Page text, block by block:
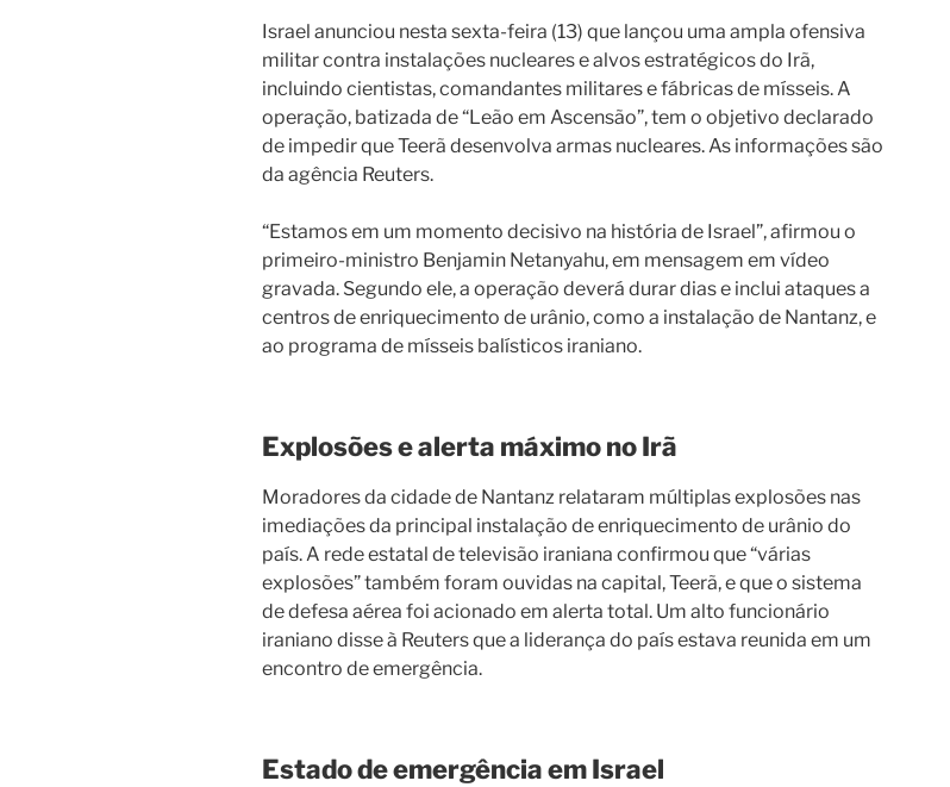
Israel anunciou nesta sexta-feira (13) que lançou uma ampla ofensiva
militar contra instalações nucleares e alvos estratégicos do Irã,
incluindo cientistas, comandantes militares e fábricas de mísseis. A
operação, batizada de “Leão em Ascensão”, tem o objetivo declarado
de impedir que Teerã desenvolva armas nucleares. As informações são
da agência Reuters.
“Estamos em um momento decisivo na história de Israel”, afirmou o
primeiro-ministro Benjamin Netanyahu, em mensagem em vídeo
gravada. Segundo ele, a operação deverá durar dias e inclui ataques a
centros de enriquecimento de urânio, como a instalação de Nantanz, e
ao programa de mísseis balísticos iraniano.
Explosões e alerta máximo no Irã
Moradores da cidade de Nantanz relataram múltiplas explosões nas
imediações da principal instalação de enriquecimento de urânio do
país. A rede estatal de televisão iraniana confirmou que “várias
explosões” também foram ouvidas na capital, Teerã, e que o sistema
de defesa aérea foi acionado em alerta total. Um alto funcionário
iraniano disse à Reuters que a liderança do país estava reunida em um
encontro de emergência.
Estado de emergência em Israel